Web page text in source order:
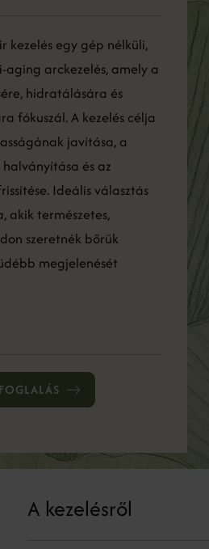
kezelés egy gép nélküli,
aging arckezelés, amely a
hidratálására és
fókuszál. A kezelés célja
javítása, a
és az
Ideális választás
akik természetes,
szeretnék bőrük
megjelenését
A kezelésről